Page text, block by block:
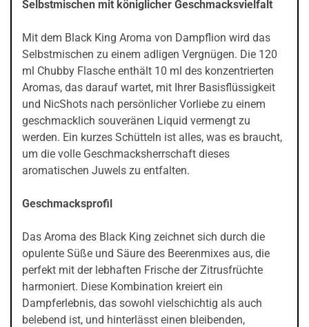
Selbstmischen mit königlicher Geschmacksvielfalt
Mit dem Black King Aroma von Dampflion wird das
Selbstmischen zu einem adligen Vergnügen. Die 120
ml Chubby Flasche enthält 10 ml des konzentrierten
Aromas, das darauf wartet, mit Ihrer Basisflüssigkeit
und NicShots nach persönlicher Vorliebe zu einem
geschmacklich souveränen Liquid vermengt zu
werden. Ein kurzes Schütteln ist alles, was es braucht,
um die volle Geschmacksherrschaft dieses
aromatischen Juwels zu entfalten.
Geschmacksprofil
Das Aroma des Black King zeichnet sich durch die
opulente Süße und Säure des Beerenmixes aus, die
perfekt mit der lebhaften Frische der Zitrusfrüchte
harmoniert. Diese Kombination kreiert ein
Dampferlebnis, das sowohl vielschichtig als auch
belebend ist, und hinterlässt einen bleibenden,